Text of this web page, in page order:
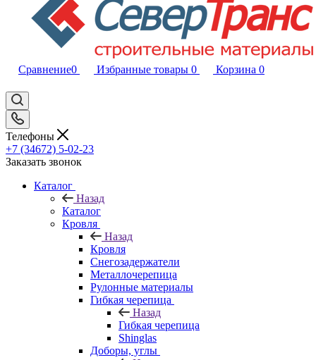
Сравнение0 Избранные товары 0 Корзина 0
Телефоны
+7 (34672) 5-02-23
Заказать звонок
Каталог
Назад
Каталог
Кровля
Назад
Кровля
Снегозадержатели
Металлочерепица
Рулонные материалы
Гибкая черепица
Назад
Гибкая черепица
Shinglas
Доборы, углы